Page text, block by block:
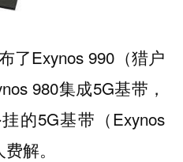
了Exynos 990（猎户
980集成5G基带，
的5G基带（Exynos
解。